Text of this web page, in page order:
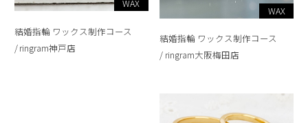
WAX
結婚指輪 ワックス制作コース
ringram大阪梅田店
WAX
結婚指輪 ワックス制作コース
ringram神戸店